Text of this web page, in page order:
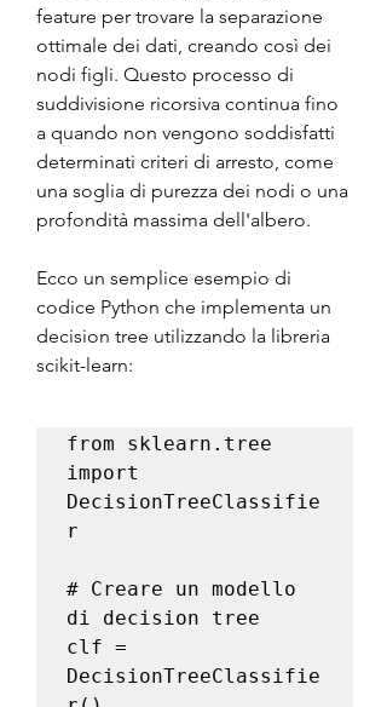
feature per trovare la separazione
ottimale dei dati, creando così dei
nodi figli. Questo processo di
suddivisione ricorsiva continua fino
a quando non vengono soddisfatti
determinati criteri di arresto, come
una soglia di purezza dei nodi o una
profondità massima dell'albero.
Ecco un semplice esempio di
codice Python che implementa un
decision tree utilizzando la libreria
scikit-learn:
from sklearn.tree
import
DecisionTreeClassifie
r
# Creare un modello
di decision tree
clf =
DecisionTreeClassifie